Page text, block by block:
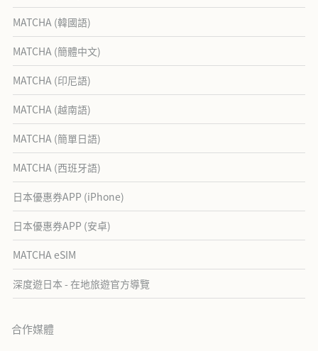
MATCHA (韓國語)
MATCHA (簡體中文)
MATCHA (印尼語)
MATCHA (越南語)
MATCHA (簡單日語)
MATCHA (西班牙語)
日本優惠券APP (iPhone)
日本優惠券APP (安卓)
MATCHA eSIM
深度遊日本 - 在地旅遊官方導覽
合作媒體